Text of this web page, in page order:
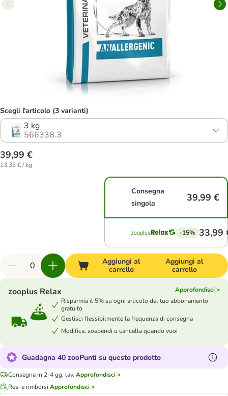
Scegli l'articolo (3 varianti)
3 kg
566338.3
39,99 €
13,33 € / kg
Consegna
singola
39,99 €
-15% 33,99
Aggiungi al
carrello
Aggiungi al
carrello
zooplus Relax
Approfondisci >
Risparmia il 5% su ogni articolo del tuo abbonamento
gratuito
Gestisci flessibilmente la frequenza di consegna
Modifica, sospendi o cancella quando vuoi
Guadagna 40 zooPunti su questo prodotto
Consegna in 2-4 gg. lav. Approfondisci >
Resi e rimborsi Approfondisci >